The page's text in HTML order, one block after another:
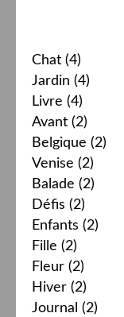
Chat (4)
Jardin (4)
Livre (4)
Avant (2)
Belgique (2)
Venise (2)
Balade (2)
Défis (2)
Enfants (2)
Fille (2)
Fleur (2)
Hiver (2)
Journal (2)